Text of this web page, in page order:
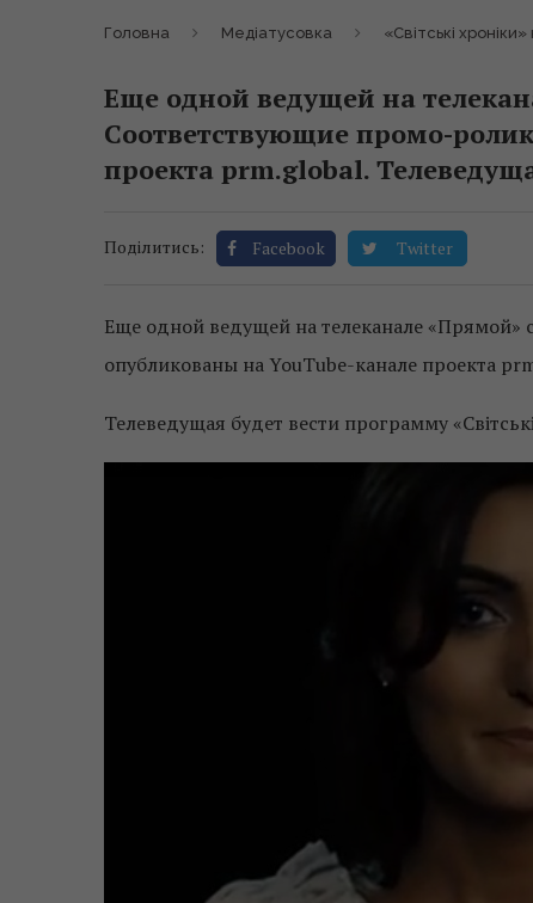
Головна Медіатусовка «Світські
Еще одной ведущей на
Соответствующие промо-
проекта prm.global.
Поділитись: Facebook Twitter
Еще одной ведущей на телеканале
опубликованы на YouTube-канале проекта
Телеведущая будет вести программу